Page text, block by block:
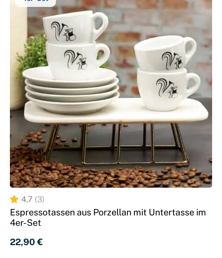
4,7 (3)
Espressotassen aus Porzellan mit Untertasse im
4er-Set
22,90 €